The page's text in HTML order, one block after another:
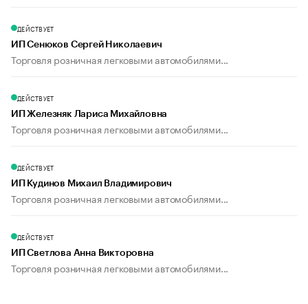
ДЕЙСТВУЕТ
ИП Сенюков Сергей Николаевич
Торговля розничная легковыми автомобилями...
ДЕЙСТВУЕТ
ИП Железняк Лариса Михайловна
Торговля розничная легковыми автомобилями...
ДЕЙСТВУЕТ
ИП Кудинов Михаил Владимирович
Торговля розничная легковыми автомобилями...
ДЕЙСТВУЕТ
ИП Светлова Анна Викторовна
Торговля розничная легковыми автомобилями...